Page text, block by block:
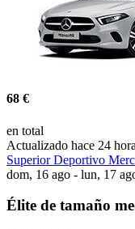
68 €
en total
Actualizado hace 24
Superior Deportivo
dom, 16 ago - lun, 17
Élite de tamaño